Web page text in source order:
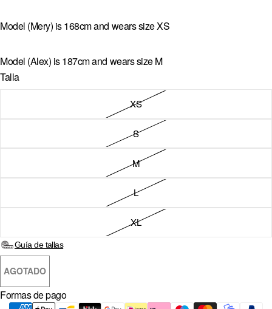
Sign in
COUNTRY & CURRENCY
BG · € — BULGARIA
CZ · KČ — CHEQUIA
DK · KR. — DINAMARCA
Model (Mery) is 168cm and wears size XS
Model (Alex) is 187cm and wears size M
Talla
XS
S
M
L
XL
Guía de tallas
AGOTADO
Formas de pago